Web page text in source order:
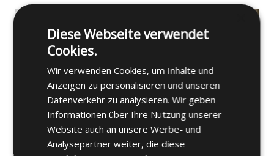
Diese Webseite verwendet
Cookies.
Wir verwenden Cookies, um Inhalte und
Anzeigen zu personalisieren und unseren
Datenverkehr zu analysieren. Wir geben
Informationen über Ihre Nutzung unserer
Website auch an unsere Werbe- und
Analysepartner weiter, die diese